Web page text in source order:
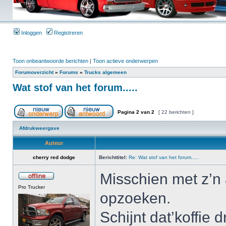
Inloggen Registreren
Toon onbeantwoorde berichten | Toon actieve onderwerpen
Forumoverzicht» Forums » Trucks algemeen
Wat stof van het forum.....
Pagina 2 van 2 [ 22 berichten ]
Afdrukweergave
Auteur
cherry red dodge Berichttitel: Re: Wat stof van het forum.....
Pro Trucker
Misschien met
opzoeken.
Schijnt dat’koffie